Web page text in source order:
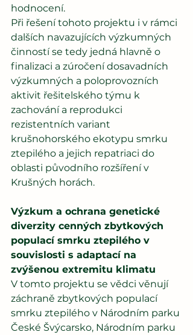
hodnocení.
Při řešení tohoto projektu i v rámci
dalších navazujících výzkumných
činností se tedy jedná hlavně o
finalizaci a zúročení dosavadních
výzkumných a poloprovozních
aktivit řešitelského týmu k
zachování a reprodukci
rezistentních variant
krušnohorského ekotypu smrku
ztepilého a jejich repatriaci do
oblasti původního rozšíření v
Krušných horách.
Výzkum a ochrana genetické
diverzity cenných zbytkových
populací smrku ztepilého v
souvislosti s adaptací na
zvýšenou extremitu klimatu
V tomto projektu se vědci věnují
záchraně zbytkových populací
smrku ztepilého v Národním parku
České Švýcarsko, Národním parku